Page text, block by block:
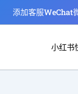
添加客服WeChat
小红书